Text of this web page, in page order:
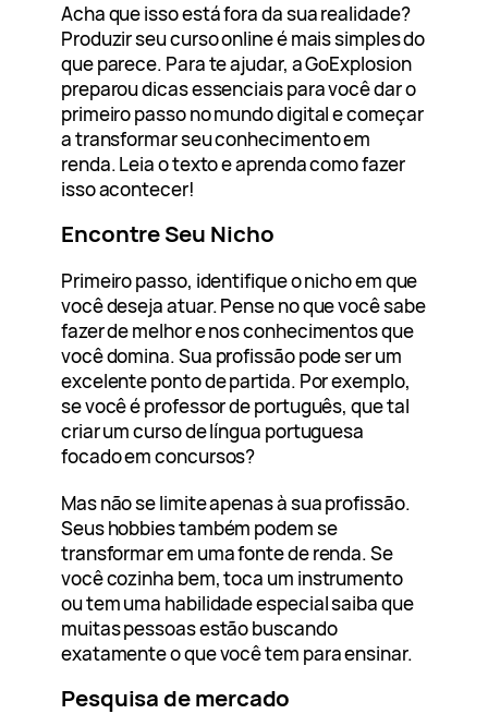
Acha que isso está fora da sua realidade?
Produzir seu curso online é mais simples do
que parece. Para te ajudar, a GoExplosion
preparou dicas essenciais para você dar o
primeiro passo no mundo digital e começar
a transformar seu conhecimento em
renda. Leia o texto e aprenda como fazer
isso acontecer!
Encontre Seu Nicho
Primeiro passo, identifique o nicho em que
você deseja atuar. Pense no que você sabe
fazer de melhor e nos conhecimentos que
você domina. Sua profissão pode ser um
excelente ponto de partida. Por exemplo,
se você é professor de português, que tal
criar um curso de língua portuguesa
focado em concursos?
Mas não se limite apenas à sua profissão.
Seus hobbies também podem se
transformar em uma fonte de renda. Se
você cozinha bem, toca um instrumento
ou tem uma habilidade especial saiba que
muitas pessoas estão buscando
exatamente o que você tem para ensinar.
Pesquisa de mercado